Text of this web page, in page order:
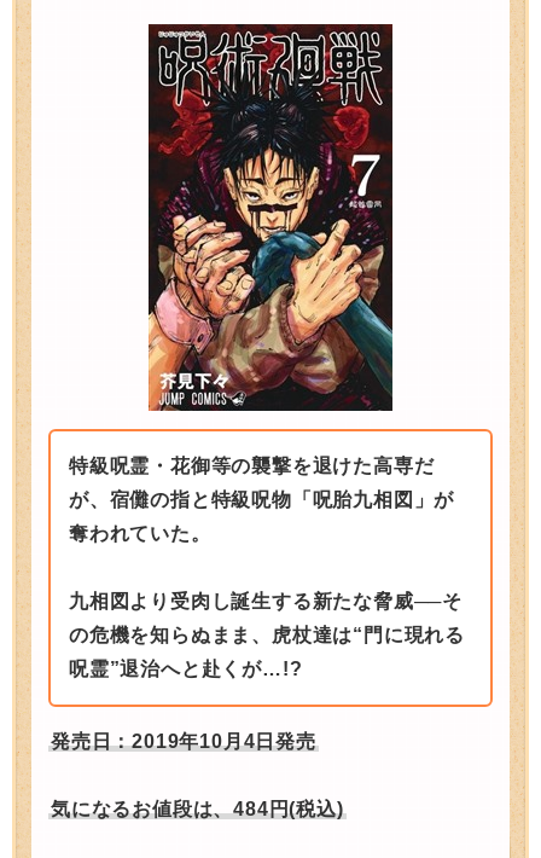
特級呪霊・花御等の襲撃を退けた高専だ
が、宿儺の指と特級呪物「呪胎九相図」が
奪われていた。
九相図より受肉し誕生する新たな脅威──そ
の危機を知らぬまま、虎杖達は“門に現れる
呪霊”退治へと赴くが…!?
発売日：2019年10月4日発売
気になるお値段は、484円(税込)